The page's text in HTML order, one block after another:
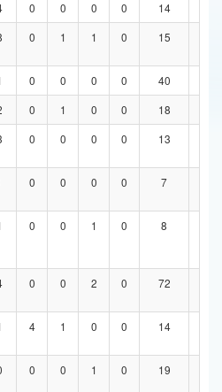
0 0 0 0 14
0 1 1 0 15
0 0 0 0 40
0 1 0 0 18
0 0 0 0 13
0 0 0 0 7
0 0 1 0 8
0 0 2 0 72
4 1 0 0 14
0 0 1 0 19